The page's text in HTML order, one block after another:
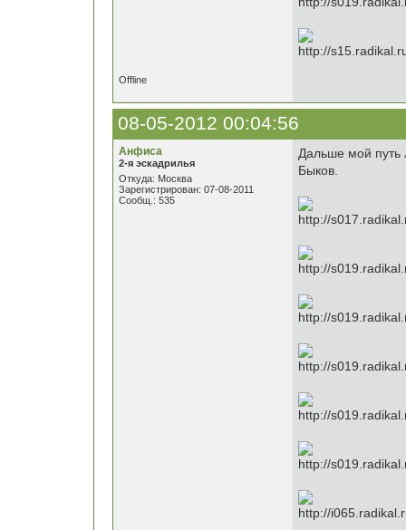
Offline
08-05-2012 00:04:56
Анфиса
2-я эскадрилья
Откуда: Москва
Зарегистрирован: 07-08-2011
Сообщ.: 535
Дальше мой путь
Быков.